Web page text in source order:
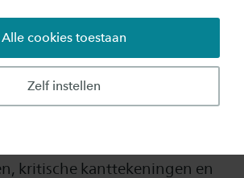
Zelf instellen
Alle cookies toestaan
is belangrijker dan ooit. Dat is
werd tijdens de Opening
en het Academisch jaar
kritische kanttekeningen en